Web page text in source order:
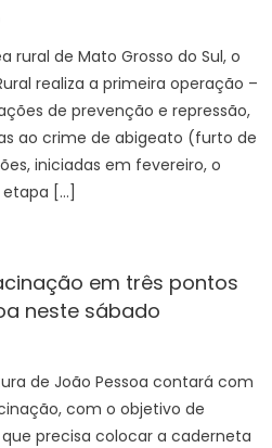
rural de Mato Grosso do Sul, o
realiza a primeira operação –
de prevenção e repressão,
ao crime de abigeato (furto de
iniciadas em fevereiro, o
etapa […]
em três pontos
neste sábado
de João Pessoa contará com
com o objetivo de
precisa colocar a caderneta